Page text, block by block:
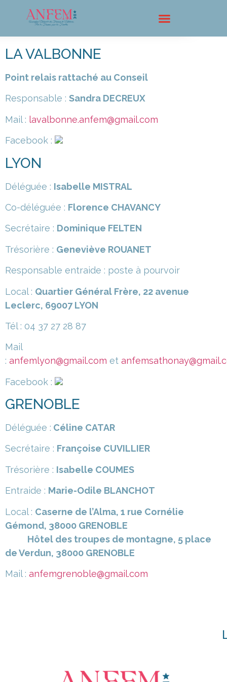
LA VALBONNE
Point relais rattaché au Conseil
Responsable : Sandra DECREUX
Mail : lavalbonne.anfem@gmail.com
Facebook :
LYON
Déléguée : Isabelle MISTRAL
Co-déléguée : Florence CHAVANCY
Secrétaire : Dominique FELTEN
Trésorière : Geneviève ROUANET
Responsable entraide : poste à pourvoir
Local : Quartier Général Frère, 22 avenue
Leclerc, 69007 LYON
Tél : 04 37 27 28 87
Mail
: anfemlyon@gmail.com et
Facebook :
GRENOBLE
Déléguée : Céline CATAR
Secrétaire : Françoise CUVILLIER
Trésorière : Isabelle COUMES
Entraide : Marie-Odile BLANCHOT
Local : Caserne de l’Alma, 1 rue Cornélie
Gémond, 38000 GRENOBLE
Hôtel des troupes de montagne, 5 place
de Verdun, 38000 GRENOBLE
Mail : anfemgrenoble@gmail.com